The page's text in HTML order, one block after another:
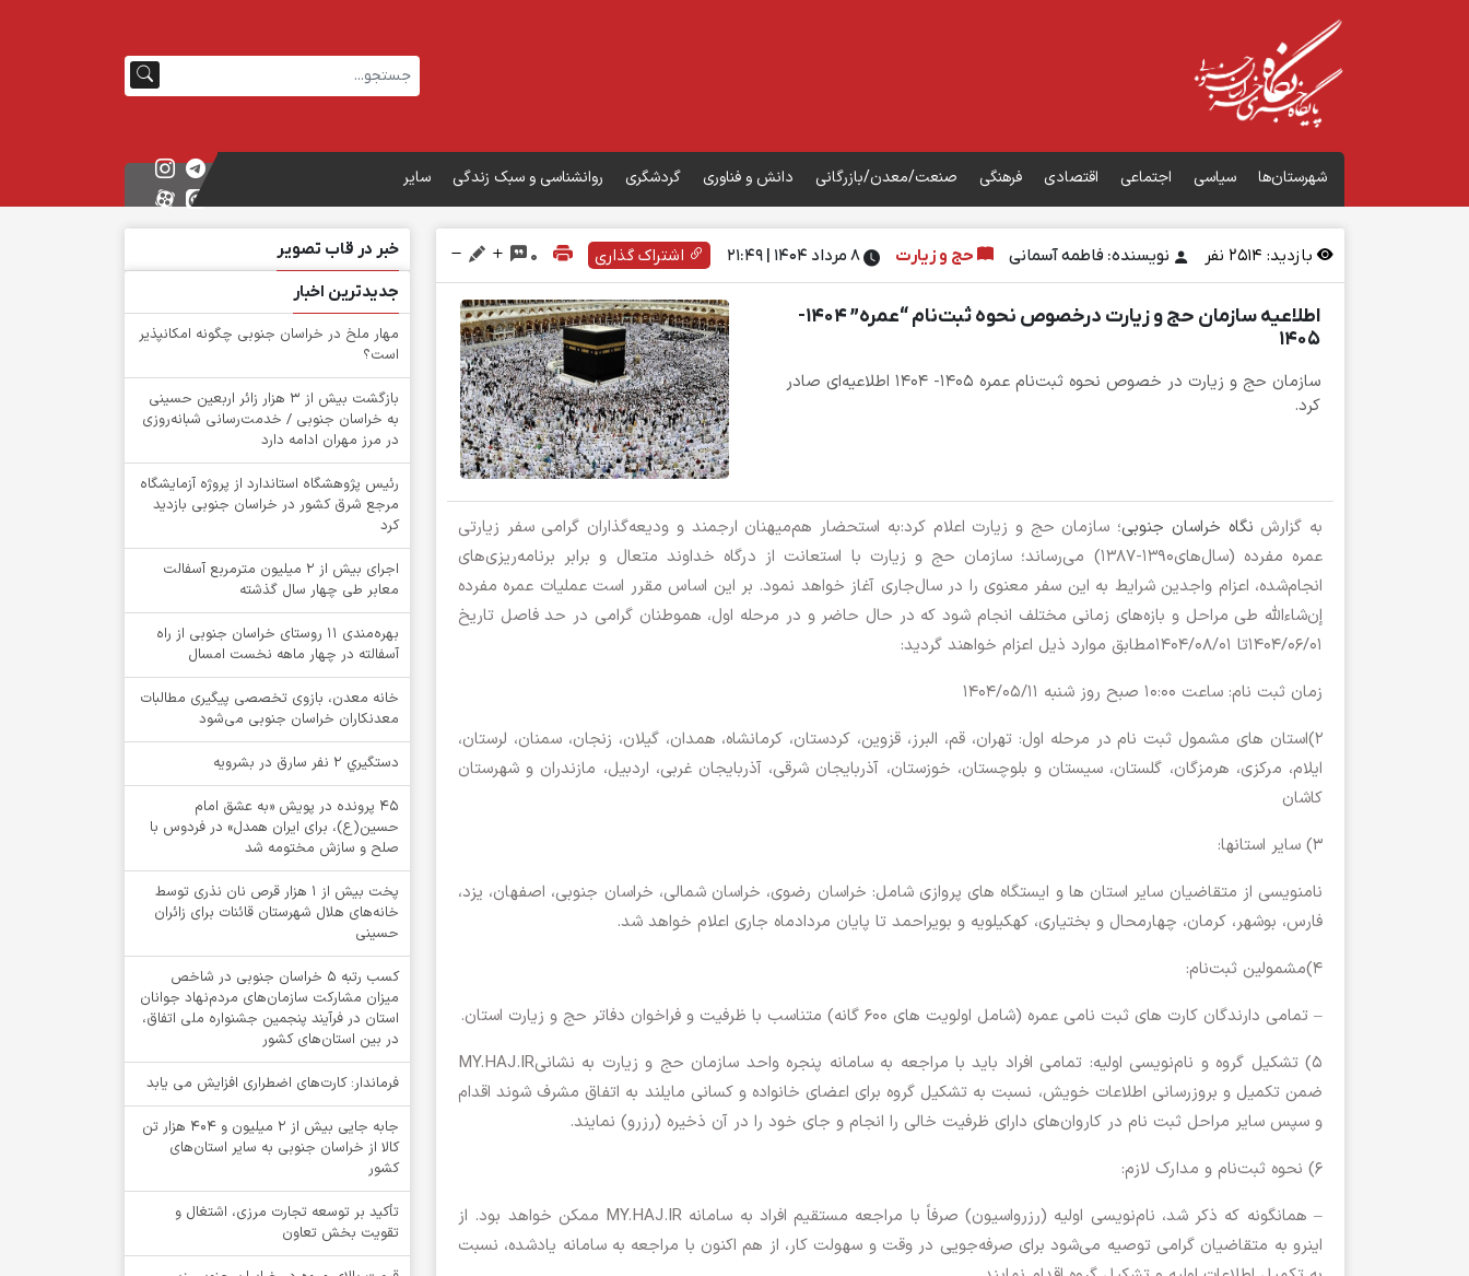
شهرستان‌ها سیاسی اجتماعی اقتصادی فرهنگی صنعت/معدن/بازرگانی دانش و فناوری گردشگری روانشناسی و سبک زندگی سایر
بازدید: نفر نویسنده: فاطمه آسمانی حج و زیارت ۸ مرداد ۱۴۰۴ | 21:49 اشتراک گذاری 0
اطلاعیه سازمان حج و زیارت درخصوص نحوه ثبت‌نام “عمره‌” ۱۴۰۴-
۱۴۰۵
سازمان حج و زیارت در خصوص نحوه ثبت‌نام عمره‌ ۱۴۰۵- ۱۴۰۴ اطلاعیه‌ای صادر
کرد.
به گزارش نگاه خراسان جنوبی؛ سازمان حج و زیارت اعلام کرد:به استحضار هم‌میهنان ارجمند و ودیعه‌گذاران گرامی سفر زیارتی
عمره مفرده (سال‌های1390-1387) می‌رساند؛ سازمان حج و زیارت با استعانت از درگاه خداوند متعال و برابر برنامه‌ریزی‌های
انجام‌شده، اعزام واجدین شرایط به این سفر معنوی را در سال‌جاری آغاز خواهد نمود. بر این اساس مقرر است عملیات عمره مفرده
إن‌شاءالله طی مراحل و بازه‌های زمانی مختلف انجام شود که در حال حاضر و در مرحله اول، هموطنان گرامی در حد فاصل تاریخ
۱۴۰۴/۰۶/۰۱تا ۱۴۰۴/۰۸/۰۱مطابق موارد ذیل اعزام خواهند گردید:
زمان ثبت نام: ساعت 10:00 صبح روز شنبه ۱۴۰۴/۰۵/۱۱
2)استان های مشمول ثبت نام در مرحله اول: تهران، قم، البرز، قزوین، کردستان، کرمانشاه، همدان، گیلان، زنجان، سمنان، لرستان،
ایلام، مرکزی، هرمزگان، گلستان، سیستان و بلوچستان، خوزستان، آذربایجان شرقی، آذربایجان غربی، اردبیل، مازندران و شهرستان
کاشان
3) سایر استانها:
نامنویسی از متقاضیان سایر استان ها و ایستگاه های پروازی شامل: خراسان رضوی، خراسان شمالی، خراسان جنوبی، اصفهان، یزد،
فارس، بوشهر، کرمان، چهارمحال و بختیاری، کهکیلویه و بویر‌احمد تا پایان مردادماه جاری اعلام خواهد شد.
4)مشمولین ثبت‌نام:
– تمامی دارندگان کارت های ثبت نامی عمره (شامل اولویت های 600 گانه) متناسب با ظرفیت و فراخوان دفاتر حج و زیارت استان.
5) تشکیل گروه و نام‌نویسی اولیه: تمامی افراد ‌باید با مراجعه به سامانه پنجره واحد سازمان حج ‌و ‌زیارت به نشانیMY.HAJ.IR
ضمن تکمیل و بروزرسانی اطلاعات خویش، نسبت به تشکیل گروه‌ برای اعضای خانواده و کسانی مایلند به اتفاق مشرف شوند اقدام
و سپس سایر مراحل ثبت نام در کاروان‌های دارای ظرفیت خالی را انجام و جای خود را در آن ذخیره (رزرو) نمایند.
6) نحوه ثبت‌نام و مدارک لازم:
– همانگونه که ذکر شد، نام‌نویسی اولیه (رزرواسیون) صرفاً با مراجعه مستقیم افراد به سامانه MY.HAJ.IR ممکن خواهد بود. از
اینرو به متقاضیان گرامی توصیه می‌شود برای صرفه‌جویی در وقت و سهولت کار، از هم اکنون با مراجعه به سامانه یادشده، نسبت
خبر در قاب تصویر
جدیدترین اخبار
‌مهار ملخ در خراسان جنوبی چگونه امکانپذیر
است؟
بازگشت بیش از ۳ هزار زائر اربعین حسینی
به خراسان جنوبی / خدمت‌رسانی شبانه‌روزی
در مرز مهران ادامه دارد
رئیس پژوهشگاه استاندارد از پروژه آزمایشگاه
مرجع شرق کشور در خراسان جنوبی بازدید
کرد
اجرای بیش از ۲ میلیون مترمربع آسفالت
معابر طی چهار سال گذشته
بهره‌مندی ۱۱ روستای خراسان جنوبی از راه
آسفالته در چهار ماهه نخست امسال
خانه معدن، بازوی تخصصی پیگیری مطالبات
معدنکاران خراسان جنوبی می‌شود
دستگيري 2 نفر سارق در بشرويه
۴۵ پرونده در پویش «به عشق امام
حسین(ع)، برای ایران همدل» در فردوس با
صلح و سازش مختومه شد
پخت بیش از 1 هزار قرص نان نذری توسط
خانه‌های هلال شهرستان قائنات برای زائران
حسینی
کسب رتبه ۵ خراسان جنوبی در شاخص
میزان مشارکت سازمان‌های مردم‌نهاد جوانان
استان در فرآیند پنجمین جشنواره ملی اتفاق،
در بین استان‌های کشور
فرماندار: کارت‌های اضطراری افزایش می یابد
جابه جایی بیش از 2 میلیون و 404 هزار تن
کالا از خراسان جنوبی به سایر استان‌های
کشور
تأکید بر توسعه تجارت مرزی، اشتغال و
تقویت بخش تعاون